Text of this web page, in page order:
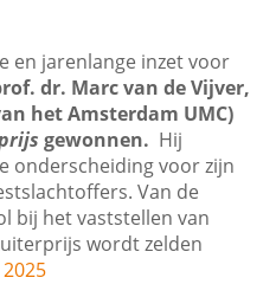
en jarenlange inzet voor
dr. Marc van de Vijver,
het Amsterdam UMC)
gewonnen. Hij
onderscheiding voor zijn
Van de
bij het vaststellen van
wordt zelden